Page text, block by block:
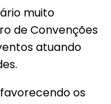
muito
de Convenções
atuando
os